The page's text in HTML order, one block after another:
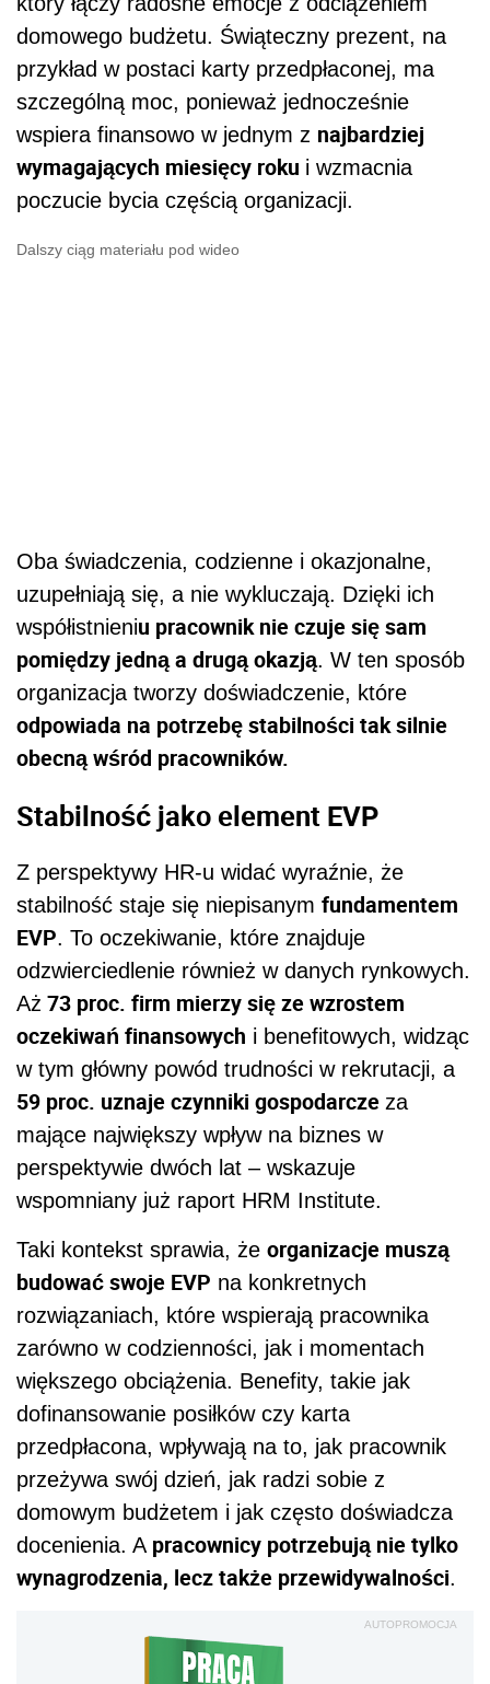
domowego budżetu. Świąteczny prezent, na
przykład w postaci karty przedpłaconej, ma
szczególną moc, ponieważ jednocześnie
wspiera finansowo w jednym z najbardziej
wymagających miesięcy roku i wzmacnia
poczucie bycia częścią organizacji.
Dalszy ciąg materiału pod wideo
Oba świadczenia, codzienne i okazjonalne,
uzupełniają się, a nie wykluczają. Dzięki ich
współistnieniu pracownik nie czuje się sam
pomiędzy jedną a drugą okazją. W ten sposób
organizacja tworzy doświadczenie, które
odpowiada na potrzebę stabilności tak silnie
obecną wśród pracowników.
Stabilność jako element EVP
Z perspektywy HR-u widać wyraźnie, że
stabilność staje się niepisanym fundamentem
EVP. To oczekiwanie, które znajduje
odzwierciedlenie również w danych rynkowych.
Aż 73 proc. firm mierzy się ze wzrostem
oczekiwań finansowych i benefitowych, widząc
w tym główny powód trudności w rekrutacji, a
59 proc. uznaje czynniki gospodarcze za
mające największy wpływ na biznes w
perspektywie dwóch lat – wskazuje
wspomniany już raport HRM Institute.
Taki kontekst sprawia, że organizacje muszą
budować swoje EVP na konkretnych
rozwiązaniach, które wspierają pracownika
zarówno w codzienności, jak i momentach
większego obciążenia. Benefity, takie jak
dofinansowanie posiłków czy karta
przedpłacona, wpływają na to, jak pracownik
przeżywa swój dzień, jak radzi sobie z
domowym budżetem i jak często doświadcza
docenienia. A pracownicy potrzebują nie tylko
wynagrodzenia, lecz także przewidywalności.
AUTOPROMOCJA